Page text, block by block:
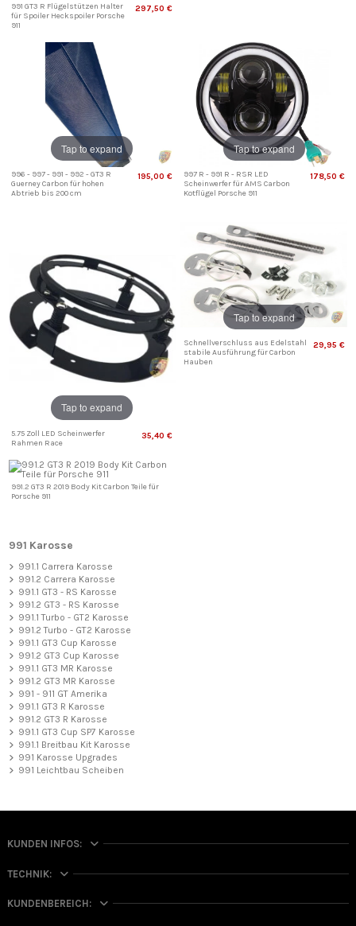
991 GT3 R Flügelstützen Halter
für Spoiler Heckspoiler Porsche
911
297,50 €
Tap to expand
996 - 997 - 991 - 992 - GT3 R
Guerney Carbon für hohen
Abtrieb bis 200 cm
195,00 €
Tap to expand
997 R - 991 R - RSR LED
Scheinwerfer für AMS Carbon
Kotflügel Porsche 911
178,50 €
Tap to expand
5.75 Zoll LED Scheinwerfer
Rahmen Race
35,40 €
Tap to expand
Schnellverschluss aus Edelstahl
stabile Ausführung für Carbon
Hauben
29,95 €
991.2 GT3 R 2019 Body Kit Carbon Teile für
Porsche 911
991 Karosse
991.1 Carrera Karosse
991.2 Carrera Karosse
991.1 GT3 - RS Karosse
991.2 GT3 - RS Karosse
991.1 Turbo - GT2 Karosse
991.2 Turbo - GT2 Karosse
991.1 GT3 Cup Karosse
991.2 GT3 Cup Karosse
991.1 GT3 MR Karosse
991.2 GT3 MR Karosse
991 - 911 GT Amerika
991.1 GT3 R Karosse
991.2 GT3 R Karosse
991.1 GT3 Cup SP7 Karosse
991.1 Breitbau Kit Karosse
991 Karosse Upgrades
991 Leichtbau Scheiben
KUNDEN INFOS:
TECHNIK:
KUNDENBEREICH: